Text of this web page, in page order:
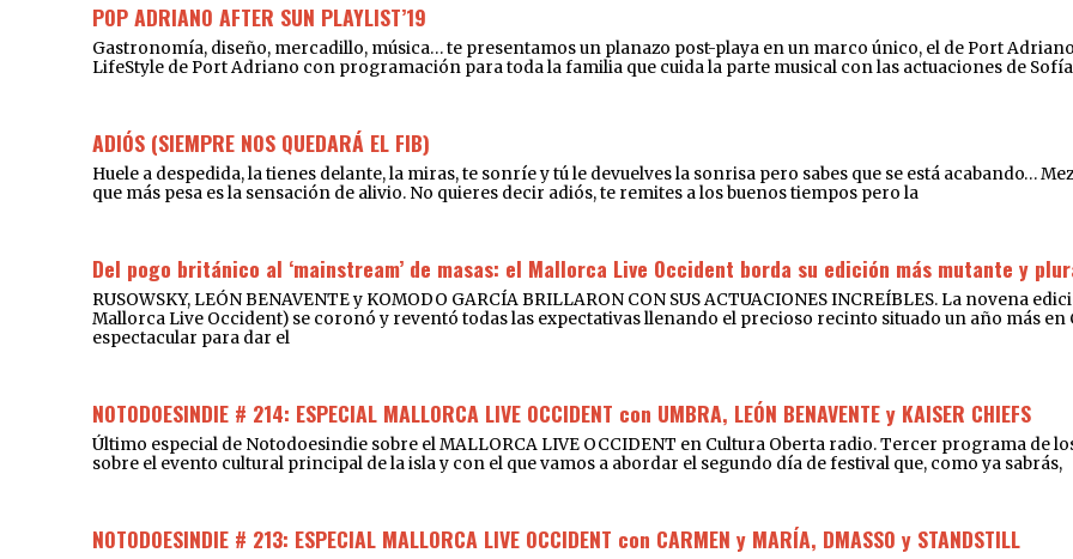
POP ADRIANO AFTER SUN PLAYLIST’19
Gastronomía, diseño, mercadillo, música… te presentamos un planazo post-playa en un marco único, el de Port
LifeStyle de Port Adriano con programación para toda la familia que cuida la parte musical con las actuaciones de
ADIÓS (SIEMPRE NOS QUEDARÁ EL FIB)
Huele a despedida, la tienes delante, la miras, te sonríe y tú le devuelves la sonrisa pero sabes que se está acabando…
que más pesa es la sensación de alivio. No quieres decir adiós, te remites a los buenos tiempos pero la
Del pogo británico al ‘mainstream’ de masas: el Mallorca Live Occident borda su edición más mutante y
RUSOWSKY, LEÓN BENAVENTE y KOMODO GARCÍA BRILLARON CON SUS ACTUACIONES INCREÍBLES. La novena
Mallorca Live Occident) se coronó y reventó todas las expectativas llenando el precioso recinto situado un año más
espectacular para dar el
NOTODOESINDIE # 214: ESPECIAL MALLORCA LIVE OCCIDENT con UMBRA, LEÓN BENAVENTE y KAISER CHIEFS
Último especial de Notodoesindie sobre el MALLORCA LIVE OCCIDENT en Cultura Oberta radio. Tercer programa de
sobre el evento cultural principal de la isla y con el que vamos a abordar el segundo día de festival que, como ya sabrás,
NOTODOESINDIE # 213: ESPECIAL MALLORCA LIVE OCCIDENT con CARMEN y MARÍA, DMASSO y STANDSTILL